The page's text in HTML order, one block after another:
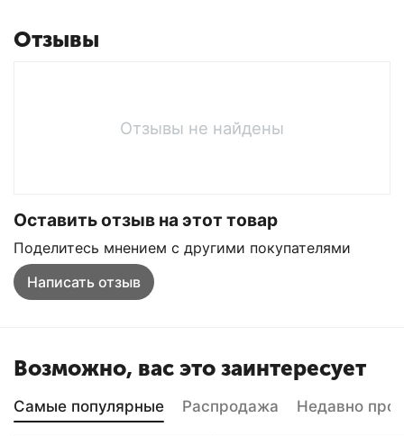
Отзывы
Отзывы не найдены
Оставить отзыв на этот товар
Поделитесь мнением с другими покупателями
Написать отзыв
Возможно, вас это заинтересует
Самые популярные Распродажа Недавно